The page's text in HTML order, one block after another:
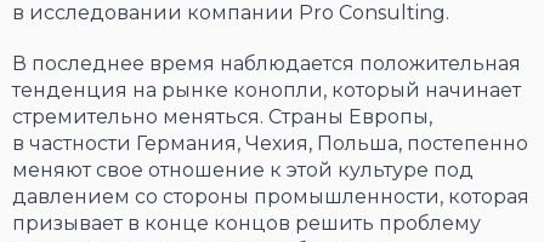
в исследовании компании Pro Consulting.
В последнее время наблюдается положительная
тенденция на рынке конопли, который начинает
стремительно меняться. Страны Европы,
в частности Германия, Чехия, Польша, постепенно
меняют свое отношение к этой культуре под
давлением со стороны промышленности, которая
призывает в конце концов решить проблему